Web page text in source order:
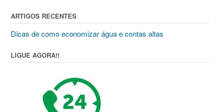
ARTIGOS RECENTES
Dicas de como economizar água e contas altas
LIGUE AGORA!!